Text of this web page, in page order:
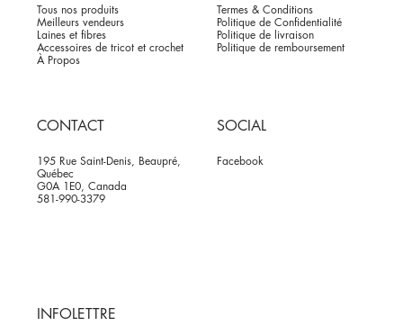
Tous nos produits
Meilleurs vendeurs
Laines et fibres
Accessoires de tricot et crochet
À Propos
Termes & Conditions
Politique de Confidentialité
Politique de livraison
Politique de remboursement
CONTACT
195 Rue Saint-Denis, Beaupré,
Québec
G0A 1E0, Canada
581-990-3379
SOCIAL
Facebook
INFOLETTRE